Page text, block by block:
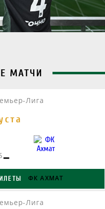
МАТЧИ
Лига
ФК АХМАТ
Лига